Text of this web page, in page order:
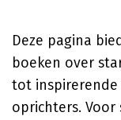
Deze pagina
boeken over
tot inspirerende
oprichters.